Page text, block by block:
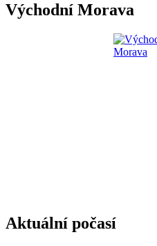
Východní Morava
Aktuální počasí